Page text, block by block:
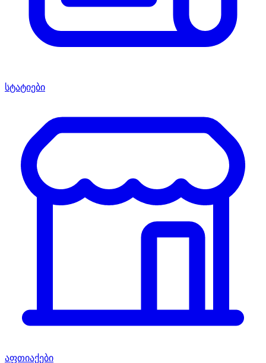
სტატიები
აფთიაქები